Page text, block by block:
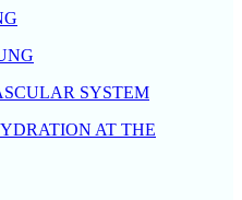
SYSTEM
AT THE